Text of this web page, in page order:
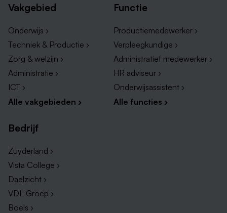
Vakgebied
Onderwijs ›
Techniek & Productie ›
Zorg & welzijn ›
Administratie ›
ICT ›
Alle vakgebieden ›
Functie
Productiemedewerker ›
Verpleegkundige ›
Administratief medewerker ›
HR adviseur ›
Onderwijsassistent ›
Alle functies ›
Bedrijf
Zuyderland ›
Vista College ›
Daelzicht ›
VDL Groep ›
Boels ›